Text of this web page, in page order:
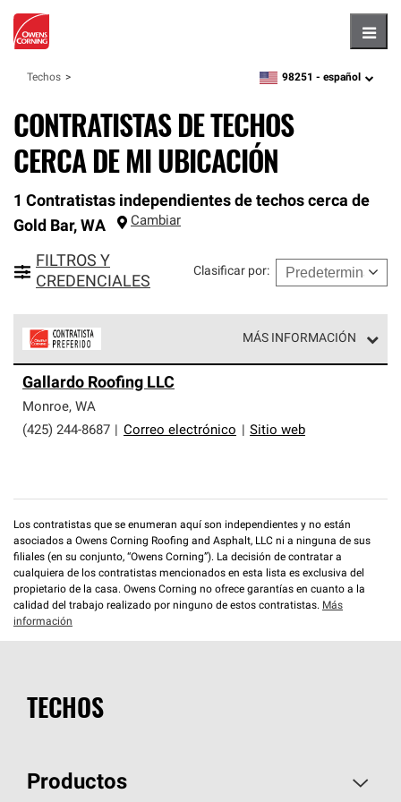
Techos zipcode, language
98251 - español
CONTRATISTAS DE TECHOS
CERCA DE MI UBICACIÓN
1 Contratistas independientes de techos cerca de
Gold Bar, WA Cambiar
FILTROS Y
CREDENCIALES
Clasificar por:
MÁS INFORMACIÓN
parte de una red exclusiva de profesionales de techos
que cumplen con altos estándares y requisitos estrictos
de profesionalismo y confiabilidad.
Gallardo Roofing LLC
Monroe, WA
(425) 244-8687
Correo electrónico Sitio web
Los contratistas que se enumeran aquí son independientes y no están
asociados a Owens Corning Roofing and Asphalt, LLC ni a ninguna de sus
filiales (en su conjunto, “Owens Corning”). La decisión de contratar a
cualquiera de los contratistas mencionados en esta lista es exclusiva del
propietario de la casa. Owens Corning no ofrece garantías en cuanto a la
calidad del trabajo realizado por ninguno de estos contratistas. Más
información
TECHOS
Productos